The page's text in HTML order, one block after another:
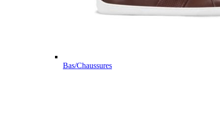
Bas/Chaussures